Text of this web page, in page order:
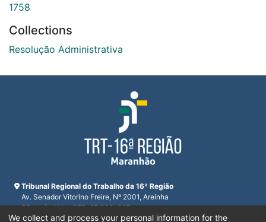
1758
Collections
Resolução Administrativa
Tribunal Regional do Trabalho da 16ª Região
Av. Senador Vitorino Freire, Nº 2001, Areinha
São Luís, MA - CEP: 65.030-015
CNPJ 23.608.631/0001-93
We collect and process your personal information for the